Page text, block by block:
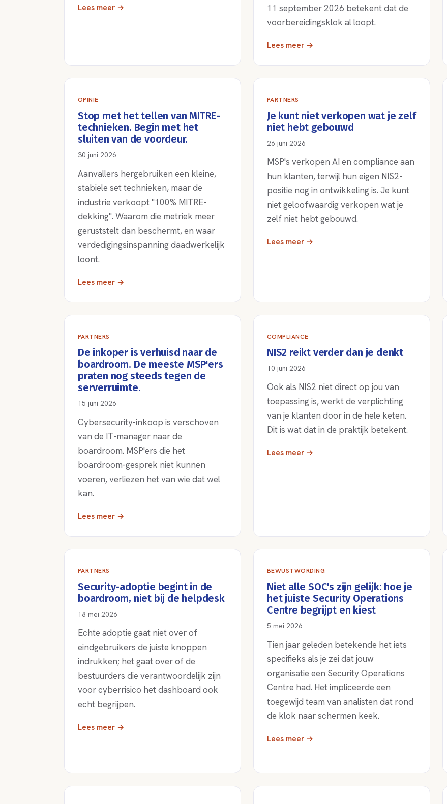
Lees meer →
11 september 2026 betekent dat de
voorbereidingsklok al loopt.
Lees meer →
OPINIE
Stop met het tellen van MITRE-
technieken. Begin met het
sluiten van de voordeur.
30 juni 2026
Aanvallers hergebruiken een kleine,
stabiele set technieken, maar de
industrie verkoopt "100% MITRE-
dekking". Waarom die metriek meer
geruststelt dan beschermt, en waar
verdedigingsinspanning daadwerkelijk
loont.
Lees meer →
PARTNERS
Je kunt niet verkopen wat je zelf
niet hebt gebouwd
26 juni 2026
MSP's verkopen AI en compliance aan
hun klanten, terwijl hun eigen NIS2-
positie nog in ontwikkeling is. Je kunt
niet geloofwaardig verkopen wat je
zelf niet hebt gebouwd.
Lees meer →
PARTNERS
De inkoper is verhuisd naar de
boardroom. De meeste MSP'ers
praten nog steeds tegen de
serverruimte.
15 juni 2026
Cybersecurity-inkoop is verschoven
van de IT-manager naar de
boardroom. MSP'ers die het
boardroom-gesprek niet kunnen
voeren, verliezen het van wie dat wel
kan.
Lees meer →
COMPLIANCE
NIS2 reikt verder dan je denkt
10 juni 2026
Ook als NIS2 niet direct op jou van
toepassing is, werkt de verplichting
van je klanten door in de hele keten.
Dit is wat dat in de praktijk betekent.
Lees meer →
PARTNERS
Security-adoptie begint in de
boardroom, niet bij de helpdesk
18 mei 2026
Echte adoptie gaat niet over of
eindgebruikers de juiste knoppen
indrukken; het gaat over of de
bestuurders die verantwoordelijk zijn
voor cyberrisico het dashboard ook
echt begrijpen.
Lees meer →
BEWUSTWORDING
Niet alle SOC's zijn gelijk: hoe je
het juiste Security Operations
Centre begrijpt en kiest
5 mei 2026
Tien jaar geleden betekende het iets
specifieks als je zei dat jouw
organisatie een Security Operations
Centre had. Het impliceerde een
toegewijd team van analisten dat rond
de klok naar schermen keek.
Lees meer →